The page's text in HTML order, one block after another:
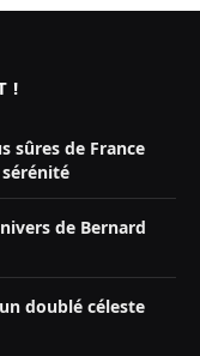
!
sûres de France
de Bernard
doublé céleste